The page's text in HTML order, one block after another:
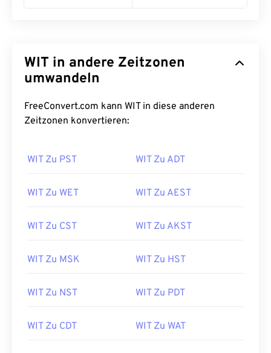
WIT in andere Zeitzonen
umwandeln
FreeConvert.com kann WIT in diese anderen
Zeitzonen konvertieren:
WIT Zu PST WIT Zu ADT
WIT Zu WET WIT Zu AEST
WIT Zu CST WIT Zu AKST
WIT Zu MSK WIT Zu HST
WIT Zu NST WIT Zu PDT
WIT Zu CDT WIT Zu WAT